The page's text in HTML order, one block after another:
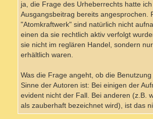
ja, die Frage des Urheberrechts hatte ich
Ausgangsbeitrag bereits angesprochen.
"Atomkraftwerk" sind natürlich nicht
einen da sie rechtlich aktiv verfolgt
sie nicht im reglären Handel, sondern
erhältlich waren.
Was die Frage angeht, ob die
Sinne der Autoren ist: Bei einigen der
evident nicht der Fall. Bei anderen (z.B.
als zauberhaft bezeichnet wird), ist das